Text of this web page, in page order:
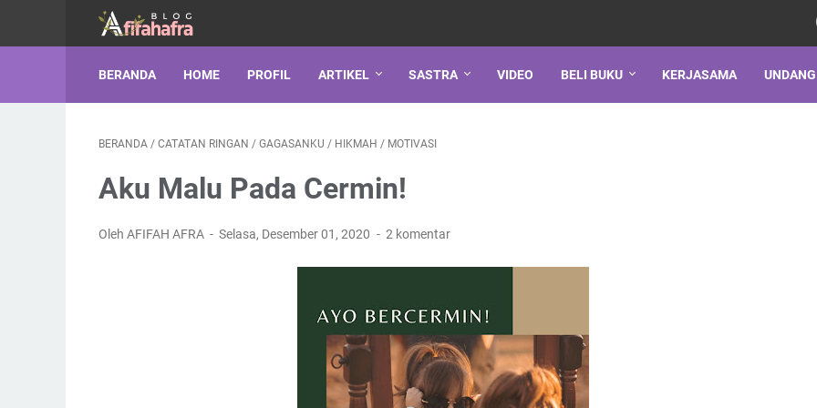
BERANDA HOME PROFIL ARTIKEL SASTRA VIDEO BELI BUKU KERJASAMA
BERANDA / CATATAN RINGAN / GAGASANKU / HIKMAH / MOTIVASI
Aku Malu Pada Cermin!
Oleh AFIFAH AFRA Selasa, Desember 01, 2020 2 komentar